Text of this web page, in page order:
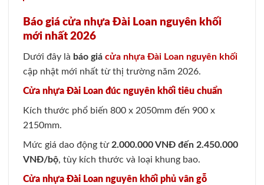
Báo giá cửa nhựa Đài Loan nguyên khối
mới nhất 2026
Dưới đây là báo giá cửa nhựa Đài Loan nguyên khối
cập nhật mới nhất từ thị trường năm 2026.
Cửa nhựa Đài Loan đúc nguyên khối tiêu chuẩn
Kích thước phổ biến 800 x 2050mm đến 900 x
2150mm.
Mức giá dao động từ 2.000.000 VNĐ đến 2.450.000
VNĐ/bộ, tùy kích thước và loại khung bao.
Cửa nhựa Đài Loan nguyên khối phủ vân gỗ